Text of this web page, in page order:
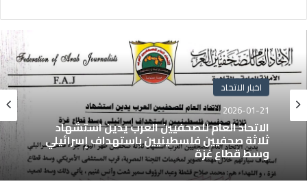
اخبار الاتحاد
2026-01-21
الاتحاد العام للصحفيين العرب يدين استشهاد
ثلاثة صحفيين فلسطينيين باستهداف إسرائيلي
وسط قطاع غزة